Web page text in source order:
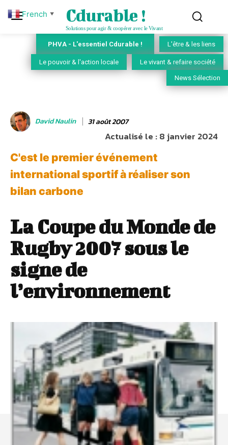
Cdurable !
Solutions pour agir & coopérer avec le Vivant
PHVA - L'essentiel Cdurable ! L'être & les liens
Le pouvoir & l'action locale Le vivant & refaire société
News Sélection
David Naulin 31 août 2007
Actualisé le :8 janvier 2024
C'est le premier événement
international sportif à réaliser son
bilan carbone
La Coupe du Monde de
Rugby 2007 sous le
signe de
l’environnement
French ▼